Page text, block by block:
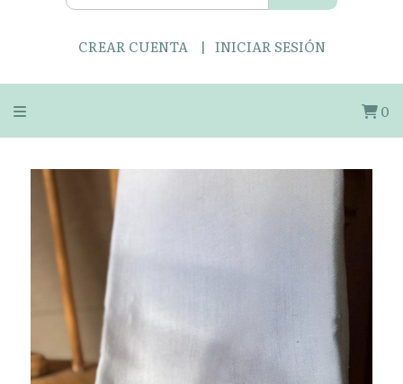
CREAR CUENTA INICIAR SESIÓN
0